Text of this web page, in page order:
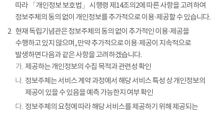
따라 「개인정보 보호법」 시행령 제14조의2에 따른 사항을 고려하여
정보주체의 동의 없이 개인정보를 추가적으로 이용·제공할 수 있습니다.
2 현재 독립기념관은 정보주체의 동의 없이 추가적인 이용·제공을
수행하고 있지 않으며, 만약 추가적으로 이용·제공이 지속적으로
발생하면 다음과 같은 사항을 고려하겠습니다.
가. 제공하는 개인정보의 수집 목적과 관련성 확인
나. 정보주체는 서비스 계약 과정에서 해당 서비스 특성 상 개인정보의
제공이 있을 수 있음을 예측 가능한지 여부 확인
다. 정보주체의 요청에 따라 해당 서비스를 제공하기 위해 제공되는